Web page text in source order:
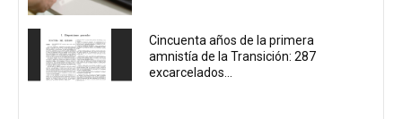
Cincuenta años de la primera
amnistía de la Transición: 287
excarcelados...